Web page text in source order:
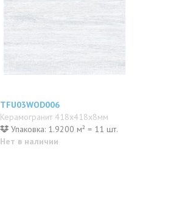
TFU03WOD006
Керамогранит 418x418x8мм
Упаковка: 1.9200 м² = 11 шт.
Нет в наличии